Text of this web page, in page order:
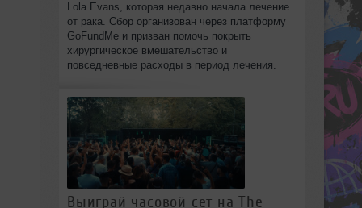
Lola Evans, которая недавно начала лечение
от рака. Сбор организован через платформу
GoFundMe и призван помочь покрыть
хирургическое вмешательство и
повседневные расходы в период лечения.
Выиграй часовой сет на The